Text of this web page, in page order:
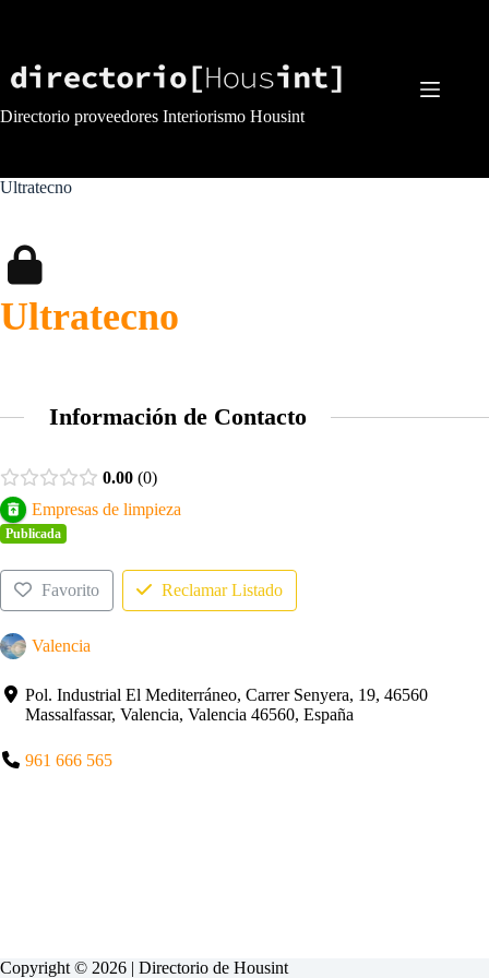
Directorio proveedores Interiorismo Housint
Ultratecno
Ultratecno
Información de Contacto
0.00 0
Empresas de limpieza
Publicada
Favorito Reclamar Listado
Valencia
Pol. Industrial El Mediterráneo, Carrer Senyera, 19, 46560
Massalfassar, Valencia, Valencia 46560, España
961 666 565
Copyright © 2026 | Directorio de Housint